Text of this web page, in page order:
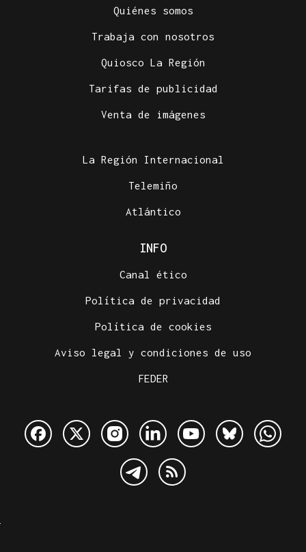
Quiénes somos
Trabaja con nosotros
Quiosco La Región
Tarifas de publicidad
Venta de imágenes
La Región Internacional
Telemiño
Atlántico
INFO
Canal ético
Política de privacidad
Política de cookies
Aviso legal y condiciones de uso
FEDER